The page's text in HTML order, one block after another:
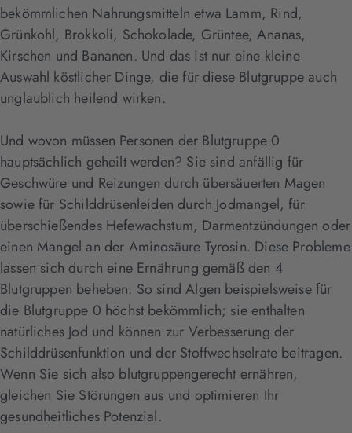
bekömmlichen Nahrungsmitteln etwa Lamm, Rind,
Grünkohl, Brokkoli, Schokolade, Grüntee, Ananas,
Kirschen und Bananen. Und das ist nur eine kleine
Auswahl köstlicher Dinge, die für diese Blutgruppe auch
unglaublich heilend wirken.
Und wovon müssen Personen der Blutgruppe 0
hauptsächlich geheilt werden? Sie sind anfällig für
Geschwüre und Reizungen durch übersäuerten Magen
sowie für Schilddrüsenleiden durch Jodmangel, für
überschießendes Hefewachstum, Darmentzündungen oder
einen Mangel an der Aminosäure Tyrosin. Diese Probleme
lassen sich durch eine Ernährung gemäß den 4
Blutgruppen beheben. So sind Algen beispielsweise für
die Blutgruppe 0 höchst bekömmlich; sie enthalten
natürliches Jod und können zur Verbesserung der
Schilddrüsenfunktion und der Stoffwechselrate beitragen.
Wenn Sie sich also blutgruppengerecht ernähren,
gleichen Sie Störungen aus und optimieren Ihr
gesundheitliches Potenzial.